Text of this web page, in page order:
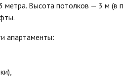
Высота потолков — 3 м (в
апартаменты: